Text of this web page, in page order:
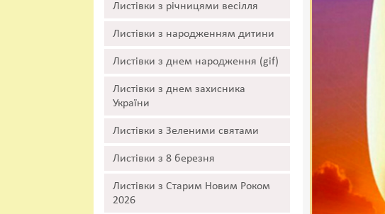
Листівки з річницями весілля
Листівки з народженням дитини
Листівки з днем народження (gif)
Листівки з днем захисника
України
Листівки з Зеленими святами
Листівки з 8 березня
Листівки з Старим Новим Роком
2026